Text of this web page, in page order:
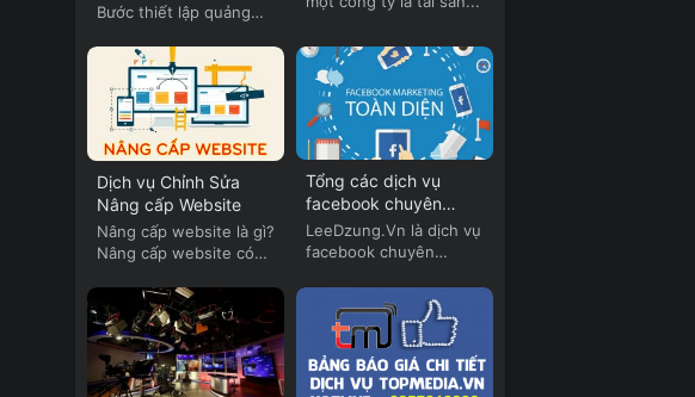
Bước thiết lập quảng
Dịch vụ Chỉnh Sửa
Nâng cấp Website
Nâng cấp website là gì?
Nâng cấp website có
Tổng các dịch vụ
facebook chuyên
nghiệp của Lee Dzung
LeeDzung.Vn là dịch vụ
facebook chuyên